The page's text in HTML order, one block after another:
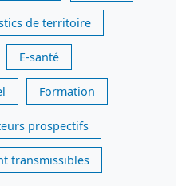
de territoire
E-santé
Formation
prospectifs
transmissibles